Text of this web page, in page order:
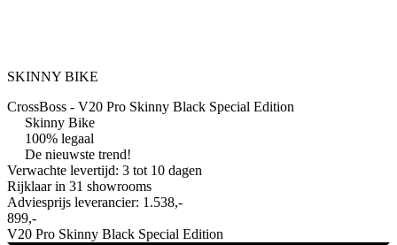
SKINNY BIKE
CrossBoss - V20 Pro Skinny Black Special Edition
Skinny Bike
100% legaal
De nieuwste trend!
Verwachte levertijd: 3 tot 10 dagen
Rijklaar in 31 showrooms
Adviesprijs leverancier: 1.538,-
899,-
V20 Pro Skinny Black Special Edition